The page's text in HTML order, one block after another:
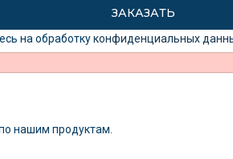
на обработкуконфиденциальных
нашим продуктам.